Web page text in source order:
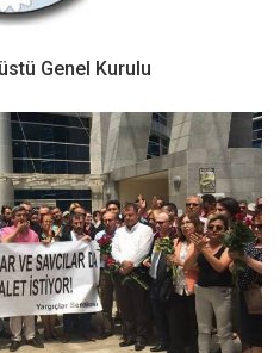
Genel Kurulu